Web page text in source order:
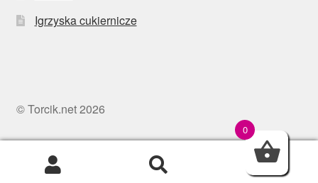
Igrzyska cukiernicze
© Torcik.net 2026
0